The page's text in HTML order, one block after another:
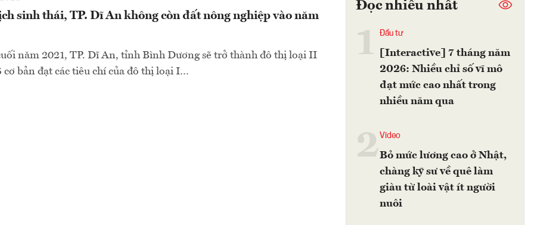
sinh thái, TP. Dĩ An không còn đất nông nghiệp vào năm
năm 2021, TP. Dĩ An, tỉnh Bình Dương sẽ trở thành đô thị loại II
cơ bản đạt các tiêu chí của đô thị loại I…
Đọc nhiều nhất
Đầu tư
[Interactive] 7 tháng năm
2026: Nhiều chỉ số vĩ mô
đạt mức cao nhất trong
nhiều năm qua
2Video
Bỏ mức lương cao ở Nhật,
chàng kỹ sư về quê làm
giàu từ loài vật ít người
nuôi